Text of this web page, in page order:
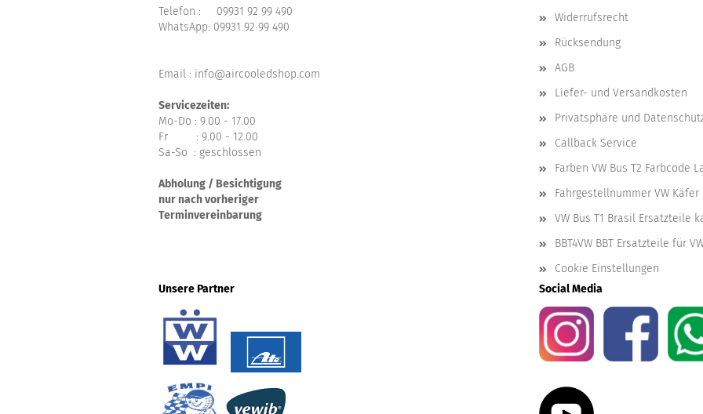
Telefon : 09931 92 99 490
WhatsApp: 09931 92 99 490
Email : info@aircooledshop.com
Servicezeiten:
Mo-Do : 9.00 - 17.00
Fr : 9.00 - 12.00
Sa-So : geschlossen
Abholung / Besichtigung
nur nach vorheriger
Terminvereinbarung
Widerrufsrecht
Rücksendung
AGB
Liefer- und Versandkosten
Privatsphäre und
Callback Service
Farben VW Bus T2 Farbcode
Fahrgestellnummer VW Käfer
VW Bus T1 Brasil Ersatzteile
BBT4VW BBT Ersatzteile für
Cookie Einstellungen
Unsere Partner
Social Media